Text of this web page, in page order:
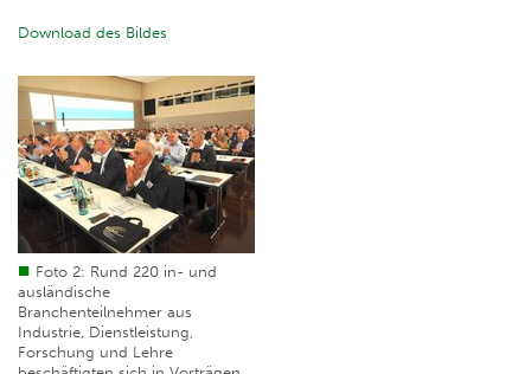
Download des Bildes
Foto 2: Rund 220 in- und
ausländische
Branchenteilnehmer aus
Industrie, Dienstleistung,
Forschung und Lehre